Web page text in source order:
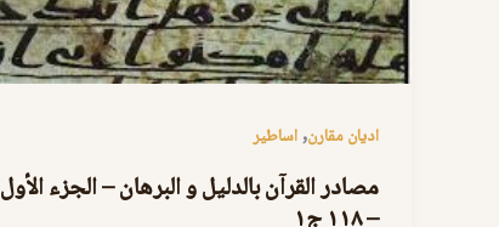
اديان مقارن,اساطير
مصادر القرآن بالدليل و البرهان – الجزء الأول